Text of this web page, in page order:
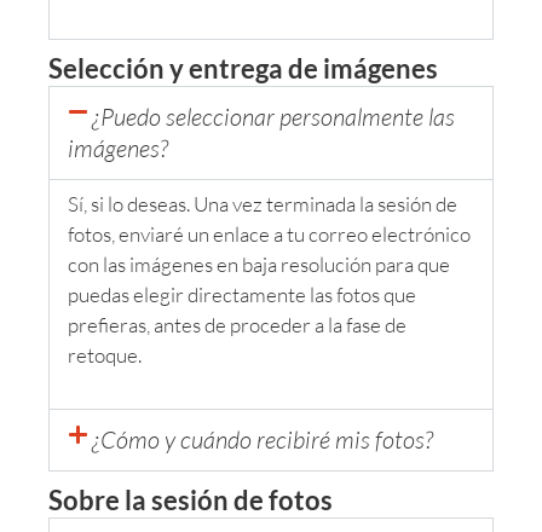
Selección y entrega de imágenes
¿Puedo seleccionar personalmente las
imágenes?
Sí, si lo deseas. Una vez terminada la sesión de
fotos, enviaré un enlace a tu correo electrónico
con las imágenes en baja resolución para que
puedas elegir directamente las fotos que
prefieras, antes de proceder a la fase de
retoque.
¿Cómo y cuándo recibiré mis fotos?
Sobre la sesión de fotos